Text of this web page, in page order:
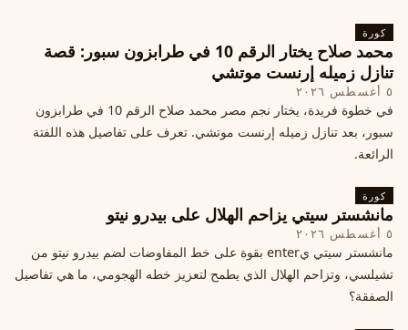
كورة
محمد صلاح يختار الرقم 10 في طرابزون سبور: قصة
تنازل زميله إرنست موتشي
٥ أغسطس ٢٠٢٦
في خطوة فريدة، يختار نجم مصر محمد صلاح الرقم 10 في طرابزون
سبور، بعد تنازل زميله إرنست موتشي. تعرف على تفاصيل هذه اللفتة
الرائعة.
كورة
مانشستر سيتي يزاحم الهلال على بيدرو نيتو
٥ أغسطس ٢٠٢٦
مانشستر سيتي يenter بقوة على خط المفاوضات لضم بيدرو نيتو من
تشيلسي، وتزاحم الهلال الذي يطمح لتعزيز خطه الهجومي، ما هي تفاصيل
الصفقة؟